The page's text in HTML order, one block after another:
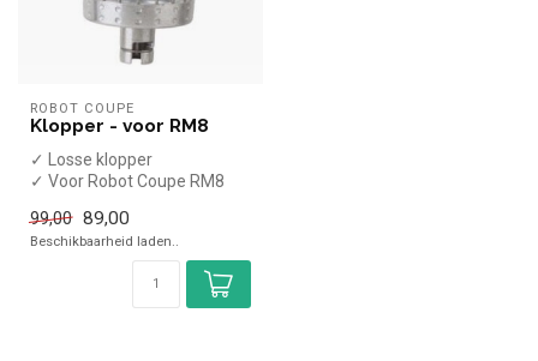
ROBOT COUPE
Klopper - voor RM8
✓ Losse klopper
✓ Voor Robot Coupe RM8
99,00 89,00
Beschikbaarheid laden..